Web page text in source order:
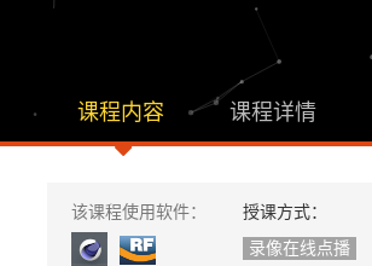
课程内容 课程详情
该课程使用软件：
授课方式：
录像在线点播